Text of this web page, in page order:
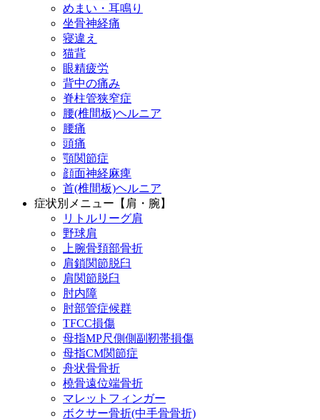
めまい・耳鳴り
坐骨神経痛
寝違え
猫背
眼精疲労
背中の痛み
脊柱管狭窄症
腰(椎間板)ヘルニア
腰痛
頭痛
顎関節症
顔面神経麻痺
首(椎間板)ヘルニア
症状別メニュー【肩・腕】
リトルリーグ肩
野球肩
上腕骨頚部骨折
肩鎖関節脱臼
肩関節脱臼
肘内障
肘部管症候群
TFCC損傷
母指MP尺側側副靭帯損傷
母指CM関節症
舟状骨骨折
橈骨遠位端骨折
マレットフィンガー
ボクサー骨折(中手骨骨折)